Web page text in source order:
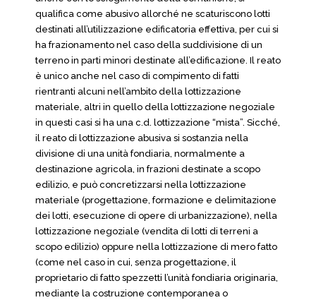
qualifica come abusivo allorché ne scaturiscono lotti
destinati all’utilizzazione edificatoria effettiva, per cui si
ha frazionamento nel caso della suddivisione di un
terreno in parti minori destinate all’edificazione. Il reato
è unico anche nel caso di compimento di fatti
rientranti alcuni nell’ambito della lottizzazione
materiale, altri in quello della lottizzazione negoziale
in questi casi si ha una c.d. lottizzazione “mista”. Sicché,
il reato di lottizzazione abusiva si sostanzia nella
divisione di una unità fondiaria, normalmente a
destinazione agricola, in frazioni destinate a scopo
edilizio, e può concretizzarsi nella lottizzazione
materiale (progettazione, formazione e delimitazione
dei lotti, esecuzione di opere di urbanizzazione), nella
lottizzazione negoziale (vendita di lotti di terreni a
scopo edilizio) oppure nella lottizzazione di mero fatto
(come nel caso in cui, senza progettazione, il
proprietario di fatto spezzetti l’unità fondiaria originaria,
mediante la costruzione contemporanea o